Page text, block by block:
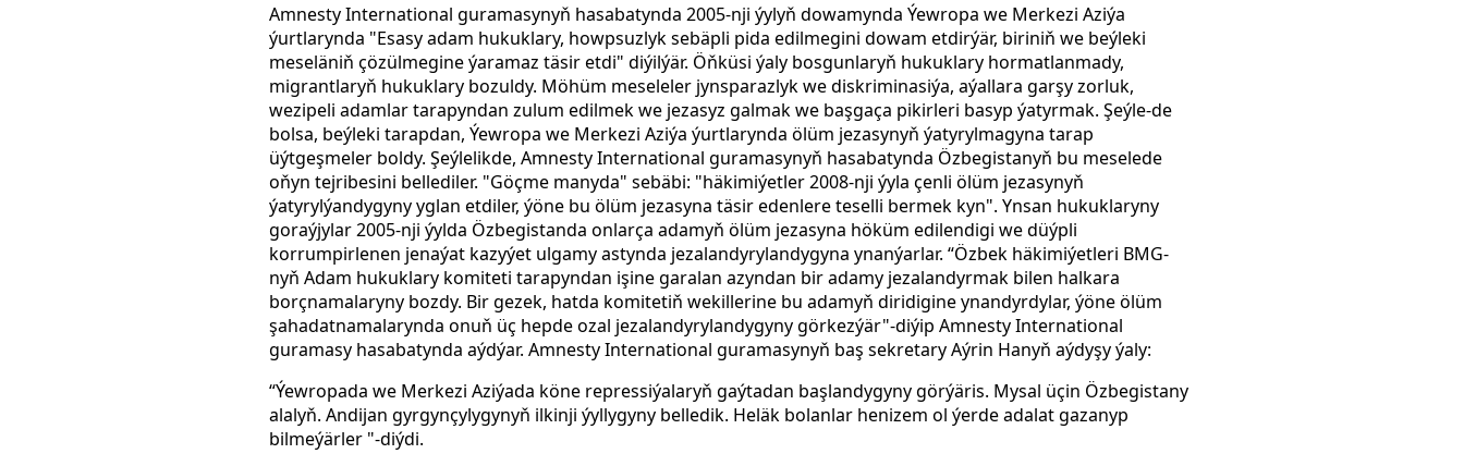
Amnesty International guramasynyň hasabatynda 2005-nji ýylyň dowamynda Ýewropa we Merkezi Aziýa
ýurtlarynda "Esasy adam hukuklary, howpsuzlyk sebäpli pida edilmegini dowam etdirýär, biriniň we beýleki
meseläniň çözülmegine ýaramaz täsir etdi" diýilýär. Öňküsi ýaly bosgunlaryň hukuklary hormatlanmady,
migrantlaryň hukuklary bozuldy. Möhüm meseleler jynsparazlyk we diskriminasiýa, aýallara garşy zorluk,
wezipeli adamlar tarapyndan zulum edilmek we jezasyz galmak we başgaça pikirleri basyp ýatyrmak. Şeýle-de
bolsa, beýleki tarapdan, Ýewropa we Merkezi Aziýa ýurtlarynda ölüm jezasynyň ýatyrylmagyna tarap
üýtgeşmeler boldy. Şeýlelikde, Amnesty International guramasynyň hasabatynda Özbegistanyň bu meselede
oňyn tejribesini bellediler. "Göçme manyda" sebäbi: "häkimiýetler 2008-nji ýyla çenli ölüm jezasynyň
ýatyrylýandygyny yglan etdiler, ýöne bu ölüm jezasyna täsir edenlere teselli bermek kyn". Ynsan hukuklaryny
goraýjylar 2005-nji ýylda Özbegistanda onlarça adamyň ölüm jezasyna höküm edilendigi we düýpli
korrumpirlenen jenaýat kazyýet ulgamy astynda jezalandyrylandygyna ynanýarlar. “Özbek häkimiýetleri BMG-
nyň Adam hukuklary komiteti tarapyndan işine garalan azyndan bir adamy jezalandyrmak bilen halkara
borçnamalaryny bozdy. Bir gezek, hatda komitetiň wekillerine bu adamyň diridigine ynandyrdylar, ýöne ölüm
şahadatnamalarynda onuň üç hepde ozal jezalandyrylandygyny görkezýär"-diýip Amnesty International
guramasy hasabatynda aýdýar. Amnesty International guramasynyň baş sekretary Aýrin Hanyň aýdyşy ýaly:
“Ýewropada we Merkezi Aziýada köne repressiýalaryň gaýtadan başlandygyny görýäris. Mysal üçin Özbegistany
alalyň. Andijan gyrgynçylygynyň ilkinji ýyllygyny belledik. Heläk bolanlar henizem ol ýerde adalat gazanyp
bilmeýärler "-diýdi.